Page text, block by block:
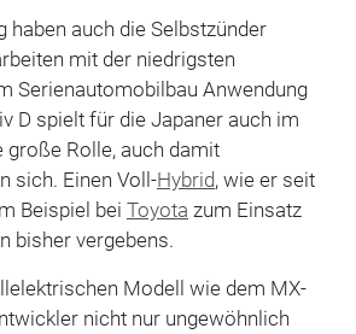
haben auch die Selbstzünder
mit der niedrigsten
Serienautomobilbau Anwendung
D spielt für die Japaner auch im
große Rolle, auch damit
sich. Einen Voll-Hybrid, wie er seit
Beispiel bei Toyota zum Einsatz
bisher vergebens.
Modell wie dem MX-
nicht nur ungewöhnlich